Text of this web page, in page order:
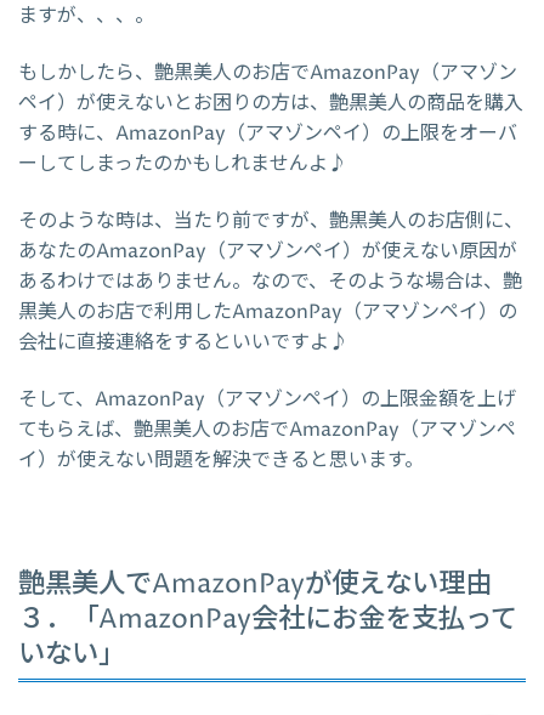
ますが、、、。
もしかしたら、艶黒美人のお店でAmazonPay（アマゾン
ペイ）が使えないとお困りの方は、艶黒美人の商品を購入
する時に、AmazonPay（アマゾンペイ）の上限をオーバ
ーしてしまったのかもしれませんよ♪
そのような時は、当たり前ですが、艶黒美人のお店側に、
あなたのAmazonPay（アマゾンペイ）が使えない原因が
あるわけではありません。なので、そのような場合は、艶
黒美人のお店で利用したAmazonPay（アマゾンペイ）の
会社に直接連絡をするといいですよ♪
そして、AmazonPay（アマゾンペイ）の上限金額を上げ
てもらえば、艶黒美人のお店でAmazonPay（アマゾンペ
イ）が使えない問題を解決できると思います。
艶黒美人でAmazonPayが使えない理由
３．「AmazonPay会社にお金を支払って
いない」